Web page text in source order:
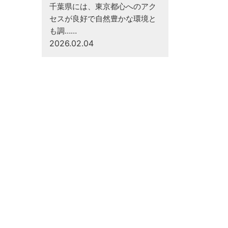
千葉県には、東京都心へのアク
セスが良好で自然豊かな環境と
も調……
2026.02.04